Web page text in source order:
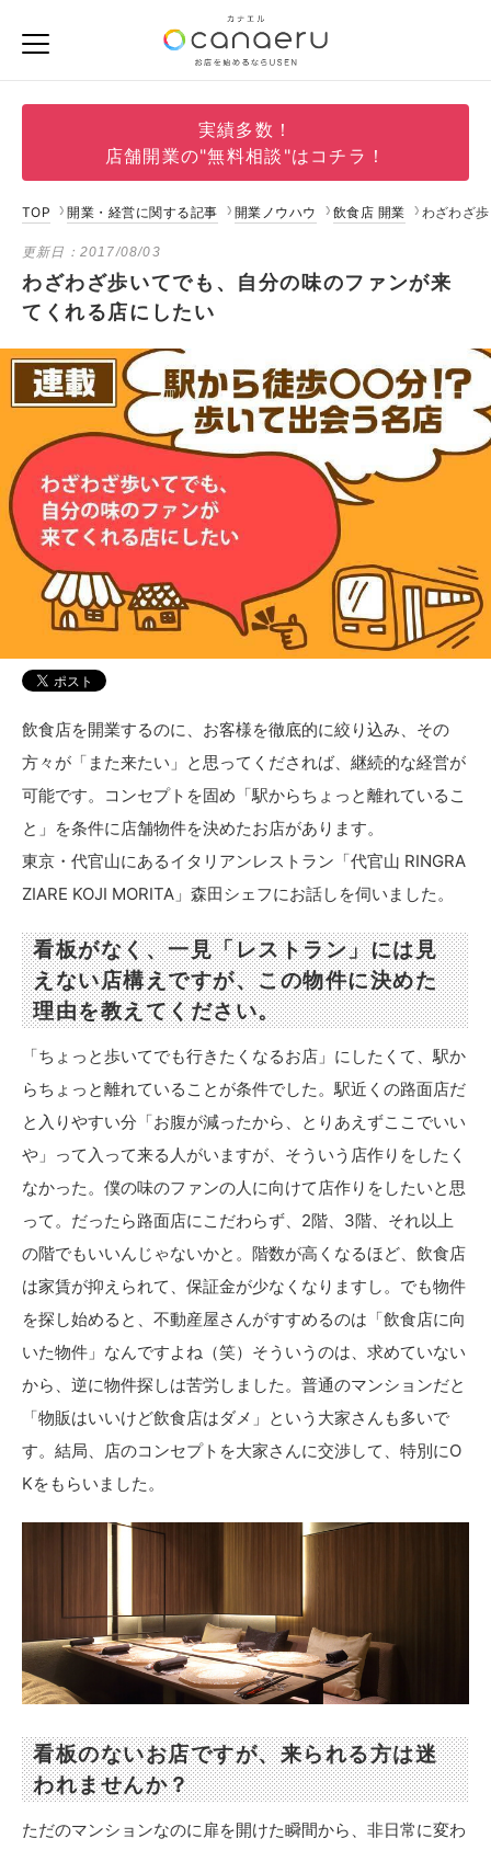
実績多数！
店舗開業の"無料相談"はコチラ！
TOP 開業・経営に関する記事 開業ノウハウ 飲食店 開業 わざわざ
更新日： 2017/08/03
わざわざ歩いてでも、自分の味のファンが来
てくれる店にしたい
飲食店を開業するのに、お客様を徹底的に絞り込み、その
方々が「また来たい」と思ってくだされば、継続的な経営が
可能です。コンセプトを固め「駅からちょっと離れているこ
と」を条件に店舗物件を決めたお店があります。
東京・代官山にあるイタリアンレストラン「代官山 RINGRA
ZIARE KOJI MORITA」森田シェフにお話しを伺いました。
看板がなく、一見「レストラン」には見
えない店構えですが、この物件に決めた
理由を教えてください。
「ちょっと歩いてでも行きたくなるお店」にしたくて、駅か
らちょっと離れていることが条件でした。駅近くの路面店だ
と入りやすい分「お腹が減ったから、とりあえずここでいい
や」って入って来る人がいますが、そういう店作りをしたく
なかった。僕の味のファンの人に向けて店作りをしたいと思
って。だったら路面店にこだわらず、2階、3階、それ以上
の階でもいいんじゃないかと。階数が高くなるほど、飲食店
は家賃が抑えられて、保証金が少なくなりますし。でも物件
を探し始めると、不動産屋さんがすすめるのは「飲食店に向
いた物件」なんですよね（笑）そういうのは、求めていない
から、逆に物件探しは苦労しました。普通のマンションだと
「物販はいいけど飲食店はダメ」という大家さんも多いで
す。結局、店のコンセプトを大家さんに交渉して、特別にO
Kをもらいました。
看板のないお店ですが、来られる方は迷
われませんか？
ただのマンションなのに扉を開けた瞬間から、非日常に変わ